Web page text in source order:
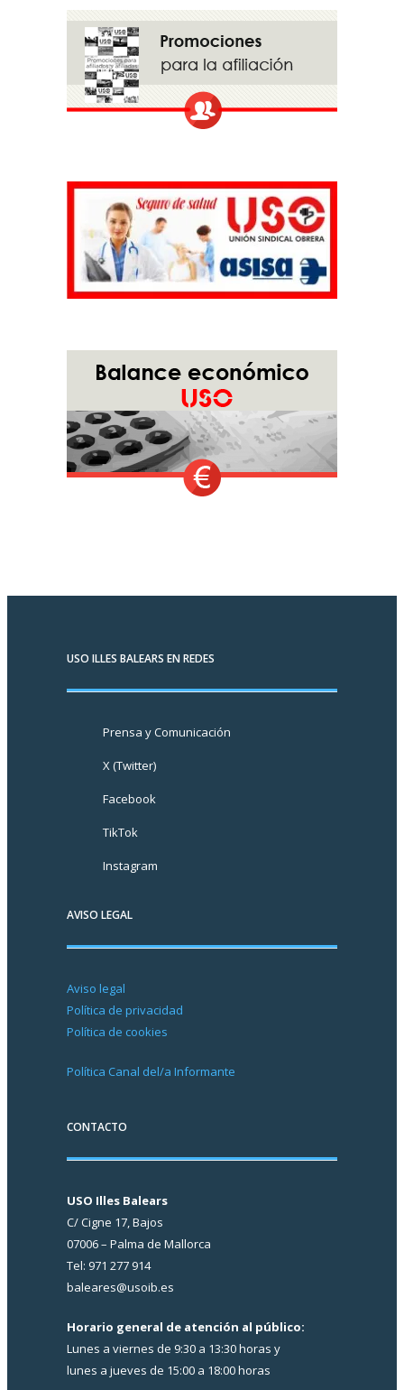
USO ILLES BALEARS EN REDES
Prensa y Comunicación
X (Twitter)
Facebook
TikTok
Instagram
AVISO LEGAL
Aviso legal
Política de privacidad
Política de cookies
Política Canal del/a Informante
CONTACTO
USO Illes Balears
C/ Cigne 17, Bajos
07006 – Palma de Mallorca
Tel: 971 277 914
baleares@usoib.es
Horario general de atención al público:
Lunes a viernes de 9:30 a 13:30 horas y
lunes a jueves de 15:00 a 18:00 horas